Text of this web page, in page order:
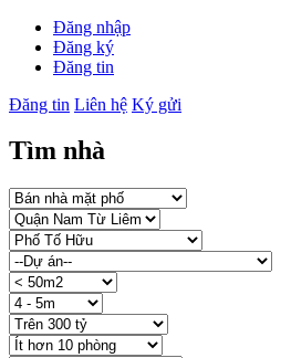
Đăng nhập
Đăng ký
Đăng tin
Đăng tin Liên hệ Ký gửi
Tìm nhà